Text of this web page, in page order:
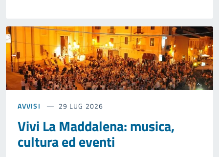
AVVISI 29 LUG 2026
Vivi La Maddalena: musica,
cultura ed eventi